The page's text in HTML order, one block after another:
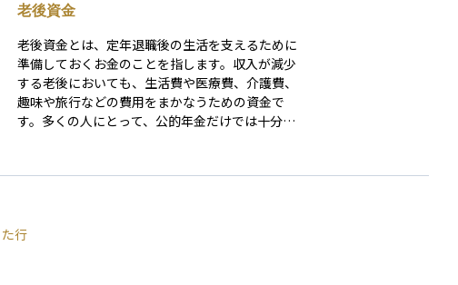
老後資金の運用や生活設計を見直すタイミングと
して重要な意味を持ちます。資産運用の観点から
は、定年退職前後で収入構造が大きく変化するた
め、生活費や医療費に備えた資金計画を立てるこ
とが大切です。
老後資金
老後資金とは、定年退職後の生活を支えるために
準備しておくお金のことを指します。収入が減少
する老後においても、生活費や医療費、介護費、
趣味や旅行などの費用をまかなうための資金で
す。多くの人にとって、公的年金だけでは十分な
準備には、確定拠出年金（iDeCo）やつみたてNI
退職後の支出計画やライフスタイルの見直しも含
た行